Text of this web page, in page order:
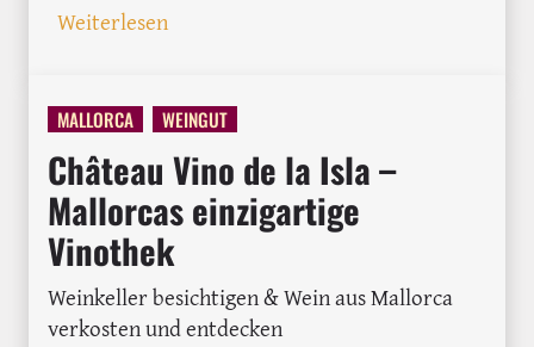
Weiterlesen: Bodega-Besuch in Spanien: Spanisch-
MALLORCA WEINGUT
Château Vino de la Isla –
Mallorcas einzigartige
Vinothek
Weinkeller besichtigen & Wein aus Mallorca
verkosten und entdecken